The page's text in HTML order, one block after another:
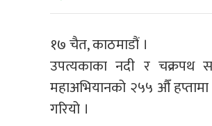
१७ चैत, काठमाडौं ।
उपत्यकाका नदी र चक्रपथ
महाअभियानको २५५ औँ
गरियो ।